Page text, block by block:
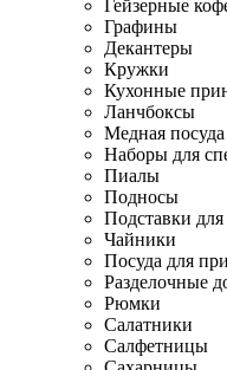
Гейзерные
Графины
Декантеры
Кружки
Кухонные
Ланчбоксы
Медная посуда
Наборы для
Пиалы
Подносы
Подставки
Чайники
Посуда для
Разделочные
Рюмки
Салатники
Салфетницы